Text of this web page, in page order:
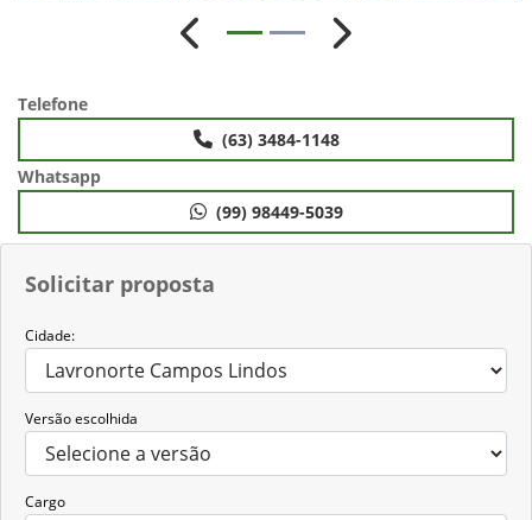
Solicitar proposta
Cidade:
Versão escolhida
Cargo
Anterior Próximo
Telefone
(63) 3484-1148
Whatsapp
(99) 98449-5039